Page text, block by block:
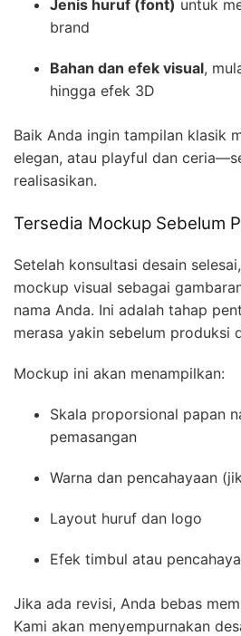
Jenis huruf (font) untuk
brand
Bahan dan efek visual,
hingga efek 3D
Baik Anda ingin tampilan klasik
elegan, atau playful dan
realisasikan.
Tersedia Mockup Sebelum
Setelah konsultasi desain
mockup visual sebagai
nama Anda. Ini adalah tahap
merasa yakin sebelum produksi
Mockup ini akan menampilkan:
Skala proporsional papan
pemasangan
Warna dan pencahayaan
Layout huruf dan logo
Efek timbul atau
Jika ada revisi, Anda bebas
Kami akan menyempurnakan